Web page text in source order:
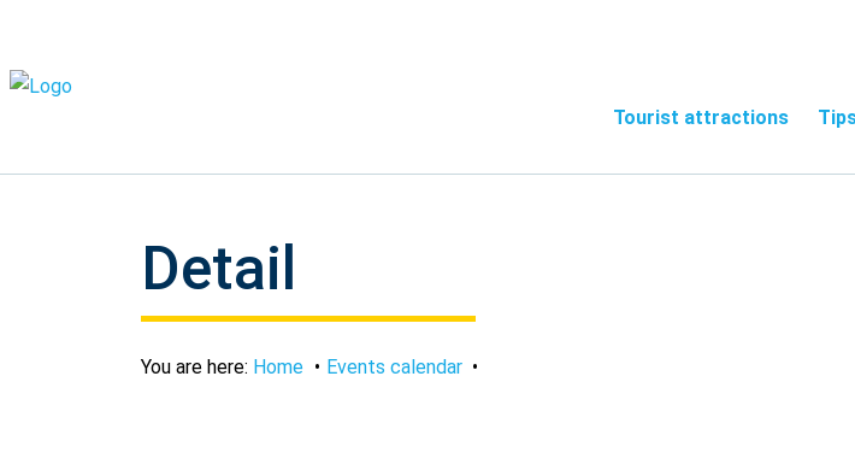
Tourist attractions
Detail
You are here: Home Events calendar